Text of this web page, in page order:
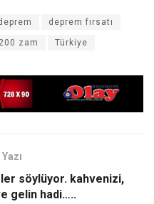
deprem fırsatı
zam Türkiye
söylüyor. kahvenizi,
gelin hadi…..